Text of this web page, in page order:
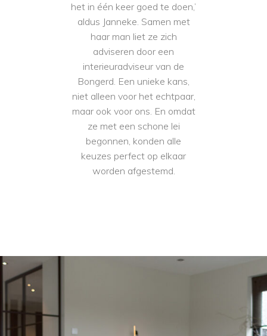
het in één keer goed te doen,’
aldus Janneke. Samen met
haar man liet ze zich
adviseren door een
interieuradviseur van de
Bongerd. Een unieke kans,
niet alleen voor het echtpaar,
maar ook voor ons. En omdat
ze met een schone lei
begonnen, konden alle
keuzes perfect op elkaar
worden afgestemd.